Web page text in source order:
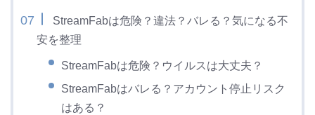
StreamFabは危険？違法？バレる？気になる不
安を整理
StreamFabは危険？ウイルスは大丈夫？
StreamFabはバレる？アカウント停止リスク
はある？